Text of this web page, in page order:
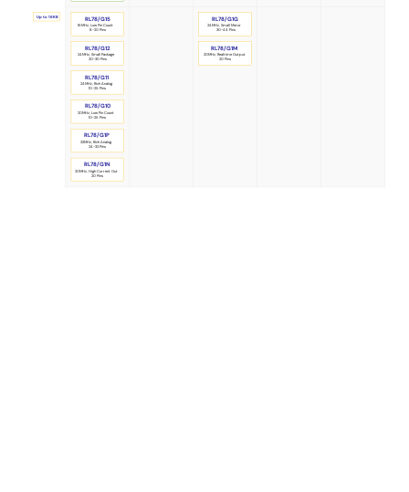
Up to 16KB
20MHz, High Current Out
20 Pins
RL78/G1N
32MHz, Rich Analog
24-32 Pins
RL78/G1P
20MHz, Low Pin Count
10-25 Pins
RL78/G10
24MHz, Rich Analog
10-25 Pins
RL78/G11
20MHz, Realtime Output
20 Pins
RL78/G1M
24MHz, Small Package
20-30 Pins
RL78/G12
24MHz, Small Motor
30-44 Pins
RL78/G1G
16MHz, Low Pin Count
8-20 Pins
RL78/G15